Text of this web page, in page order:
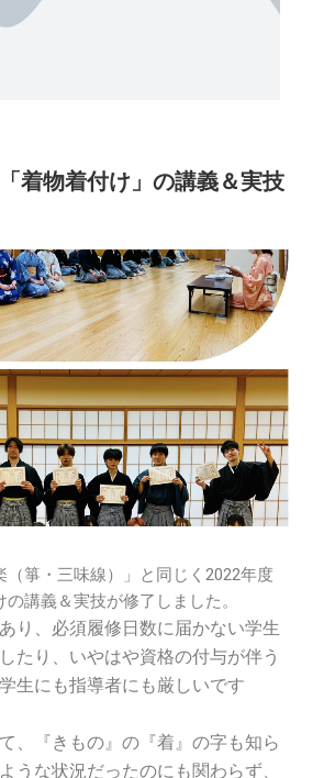
着物着付け」の講義＆実技
（箏・三味線）」と同じく2022年度
講義＆実技が修了しました。
り、必須履修日数に届かない学生
たり、いやはや資格の付与が伴う
生にも指導者にも厳しいです
、『きもの』の『着』の字も知ら
うな状況だったのにも関わらず、